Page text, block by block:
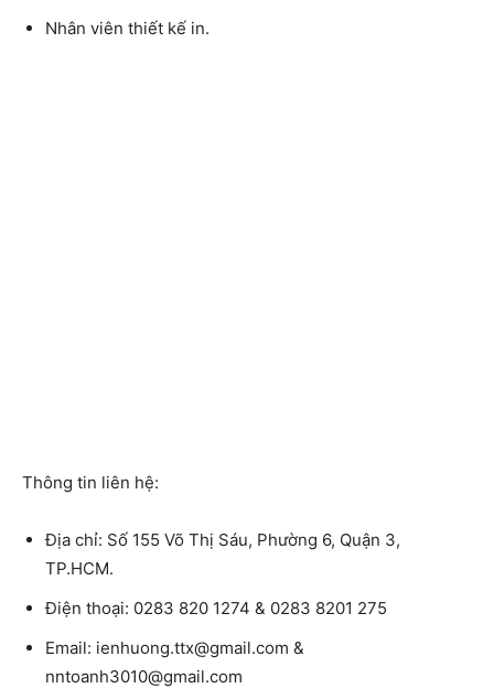
Nhân viên thiết kế in.
Thông tin liên hệ:
Địa chỉ: Số 155 Võ Thị Sáu, Phường 6, Quận 3,
TP.HCM.
Điện thoại: 0283 820 1274 & 0283 8201 275
Email: ienhuong.ttx@gmail.com &
nntoanh3010@gmail.com